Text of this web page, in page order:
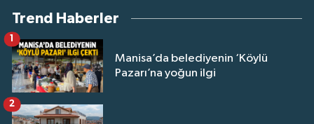
Trend Haberler
Manisa’da belediyenin ‘Köylü
Pazarı’na yoğun ilgi
2